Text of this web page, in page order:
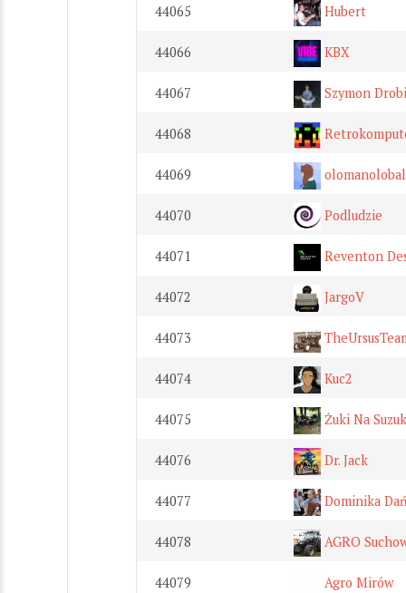
44065 Hubert
44066 KBX
44067 Szymon
44068
44069
44070 Podludzie
44071 Reventon
44072 JargoV
44073
44074 Kuc2
44075 Żuki Na
44076 Dr. Jack
44077 Dominika
44078 AGRO
44079 Agro Mirów